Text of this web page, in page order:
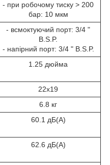
- при робочому тиску > 200
бар: 10 мкм
- всмоктуючий порт: 3/4 "
B.S.P.
- напірний порт: 3/4 " B.S.P.
1.25 дюйма
22x19
6.8 кг
60.1 дБ(А)
62.6 дБ(А)